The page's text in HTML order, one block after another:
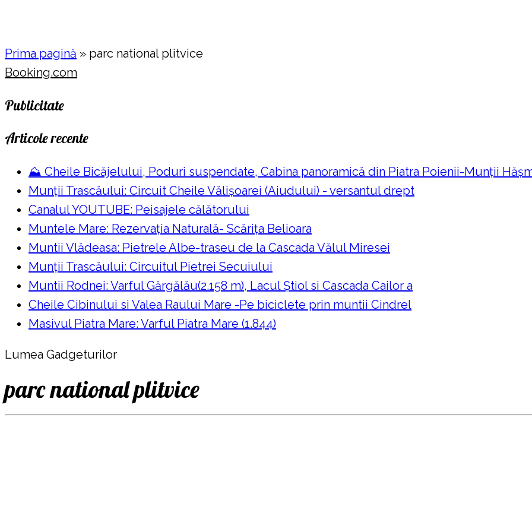
Prima pagină » parc national plitvice
Booking.com
Publicitate
Articole recente
⛰️ Cheile Bicăjelului, Poduri suspendate, Cabina panoramică din Piatra Poienii-Munții
Munții Trascăului: Circuit Cheile Vălișoarei (Aiudului) - versantul drept
Canalul YOUTUBE: Peisajele călătorului
Muntele Mare: Rezervaţia Naturală- Scăriţa Belioara
Muntii Vlădeasa: Pietrele Albe-traseu de la Cascada Vălul Miresei
Munții Trascăului: Circuitul Pietrei Secuiului
Muntii Rodnei: Varful Gărgălău(2.158 m), Lacul Ştiol si Cascada Cailor a
Cheile Cibinului si Valea Raului Mare -Pe biciclete prin muntii Cindrel
Masivul Piatra Mare: Varful Piatra Mare (1.844)
Lumea Gadgeturilor
parc national plitvice